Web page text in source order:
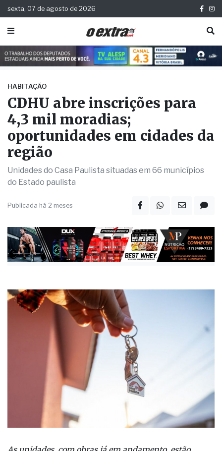
sexta, 07 de agosto de 2026
HABITAÇÃO
CDHU abre inscrições para
4,3 mil moradias;
oportunidades em cidades da
região
Unidades do Casa Paulista situadas em 66 municípios